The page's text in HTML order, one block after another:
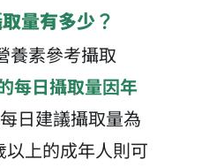
量有多少？
養素參考攝取
每日攝取量因年
日建議攝取量為
以上的成年人則可